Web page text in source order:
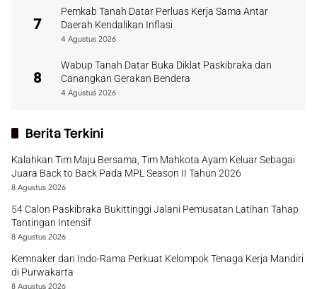
7
Pemkab Tanah Datar Perluas Kerja Sama Antar
Daerah Kendalikan Inflasi
4 Agustus 2026
8
Wabup Tanah Datar Buka Diklat Paskibraka dan
Canangkan Gerakan Bendera
4 Agustus 2026
Berita Terkini
Kalahkan Tim Maju Bersama, Tim Mahkota Ayam Keluar Sebagai
Juara Back to Back Pada MPL Season II Tahun 2026
8 Agustus 2026
54 Calon Paskibraka Bukittinggi Jalani Pemusatan Latihan Tahap
Tantingan Intensif
8 Agustus 2026
Kemnaker dan Indo-Rama Perkuat Kelompok Tenaga Kerja Mandiri
di Purwakarta
8 Agustus 2026